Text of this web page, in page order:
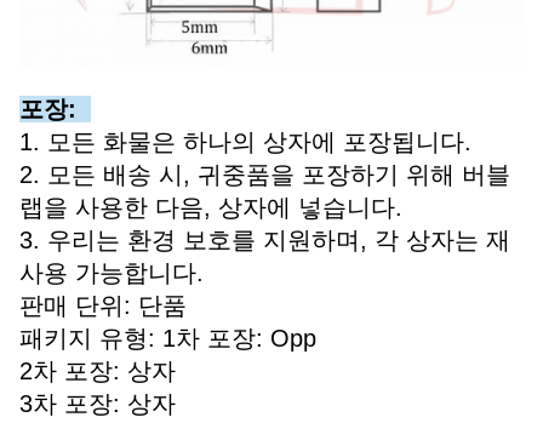
포장:
1. 모든 화물은 하나의 상자에 포장됩니다.
2. 모든 배송 시, 귀중품을 포장하기 위해 버블
랩을 사용한 다음, 상자에 넣습니다.
3. 우리는 환경 보호를 지원하며, 각 상자는 재
사용 가능합니다.
판매 단위: 단품
패키지 유형: 1차 포장: Opp
2차 포장: 상자
3차 포장: 상자